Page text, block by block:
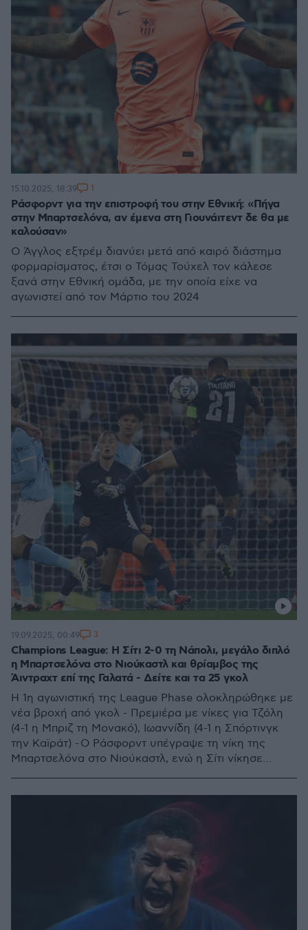
Ράσφορντ για την επιστροφή του στην Εθνική: «Πήγα
στην Μπαρτσελόνα, αν έμενα στη Γιουνάιτεντ δε θα με
καλούσαν»
Ο Άγγλος εξτρέμ διανύει μετά από καιρό διάστημα
φορμαρίσματος, έτσι ο Τόμας Τούχελ τον κάλεσε
ξανά στην Εθνική ομάδα, με την οποία είχε να
αγωνιστεί από τον Μάρτιο του 2024
15.10.2025, 18:39 1
Champions League: Η Σίτι 2-0 τη Νάπολι, μεγάλο διπλό
η Μπαρτσελόνα στο Νιούκαστλ και θρίαμβος της
Άιντραχτ επί της Γαλατά - Δείτε και τα 25 γκολ
Η 1η αγωνιστική της League Phase ολοκληρώθηκε με
νέα βροχή από γκολ - Πρεμιέρα με νίκες για Τζόλη
(4-1 η Μπριζ τη Μονακό), Ιωαννίδη (4-1 η Σπόρτινγκ
την Καϊράτ) - Ο Ράσφορντ υπέγραψε τη νίκη της
Μπαρτσελόνα στο Νιούκαστλ, ενώ η Σίτι νίκησε
19.09.2025, 00:49 3